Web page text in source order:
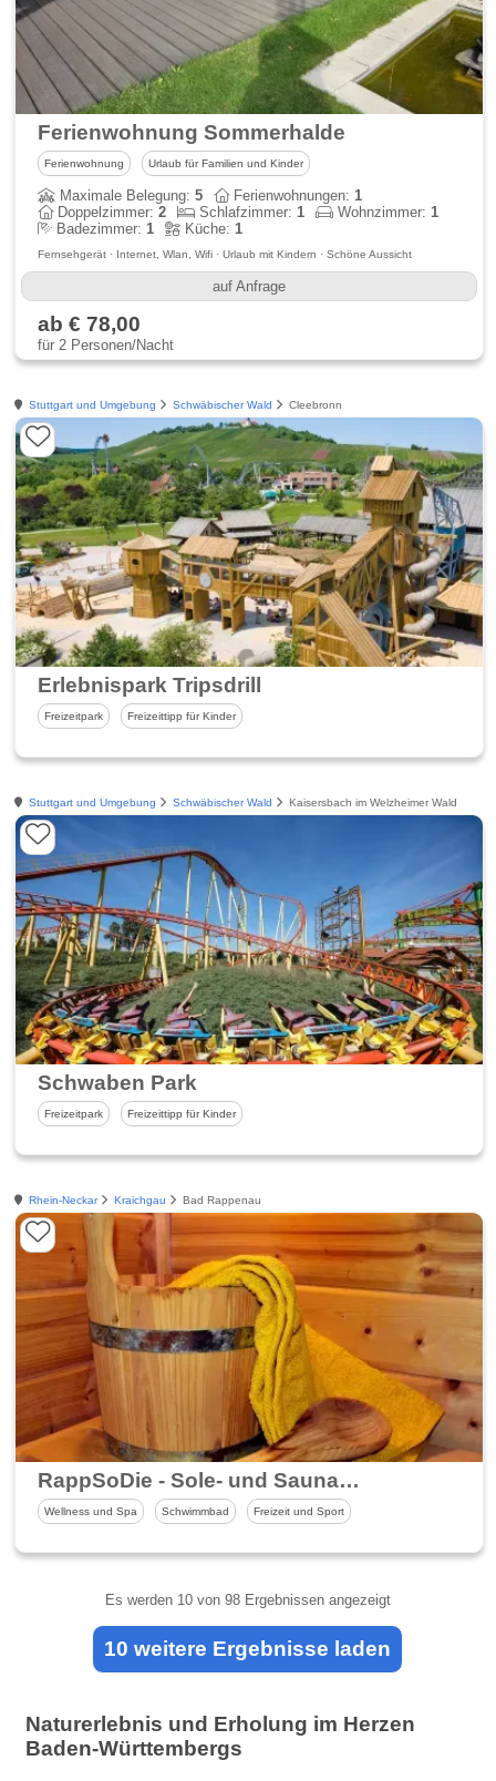
Ferienwohnung Sommerhalde
Ferienwohnung Urlaub für Familien und Kinder
Maximale Belegung:5 Ferienwohnungen:1
Doppelzimmer:2 Schlafzimmer:1 Wohnzimmer:1
Badezimmer:1 Küche:1
Fernsehgerät · Internet, Wlan, Wifi · Urlaub mit Kindern · Schöne Aussicht
auf Anfrage
ab € 78,00
für 2 Personen/Nacht
Stuttgart und Umgebung Schwäbischer Wald Cleebronn
Erlebnispark Tripsdrill
Freizeitpark Freizeittipp für Kinder
Stuttgart und Umgebung Schwäbischer Wald Kaisersbach im Welzheimer Wald
Schwaben Park
Freizeitpark Freizeittipp für Kinder
Rhein-Neckar Kraichgau Bad Rappenau
RappSoDie - Sole- und Saunaparadies
Wellness und Spa Schwimmbad Freizeit und Sport
Es werden 10von 98 Ergebnissen angezeigt
10 weitere Ergebnisse laden
Naturerlebnis und Erholung im Herzen
Baden-Württembergs